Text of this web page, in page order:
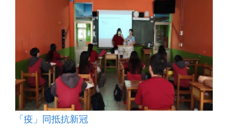
「疫」同抵抗新冠